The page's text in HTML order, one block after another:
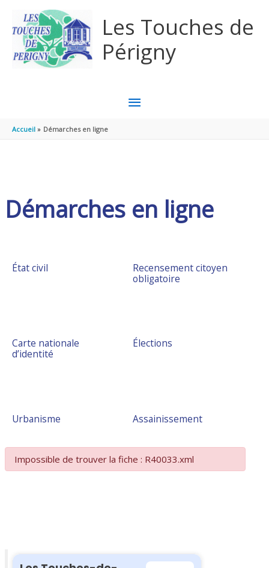
Les Touches de
Périgny
MENU
Accueil Démarches en ligne
Démarches en ligne
État civil
Recensement citoyen
obligatoire
Carte nationale
d’identité
Élections
Urbanisme Assainissement
Impossible de trouver la fiche : R40033.xml